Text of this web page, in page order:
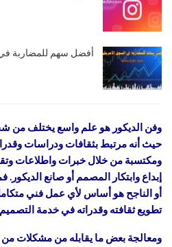
أفضل سهم للمضاربة
وفن الديكور هو علم واسع يختلف من
حيث أنه مرتبط بثقافات ودراسات
ومكتسبة من خلال خبرات واطلاعات
إبداع وابتكار المصمم أو صانع
أو الناجح هو أساس لأي عمل فني
تطويع ثقافته وقدراته في خدمة التصميم
ومعالجة بعض ما يقابله من مشكلات من